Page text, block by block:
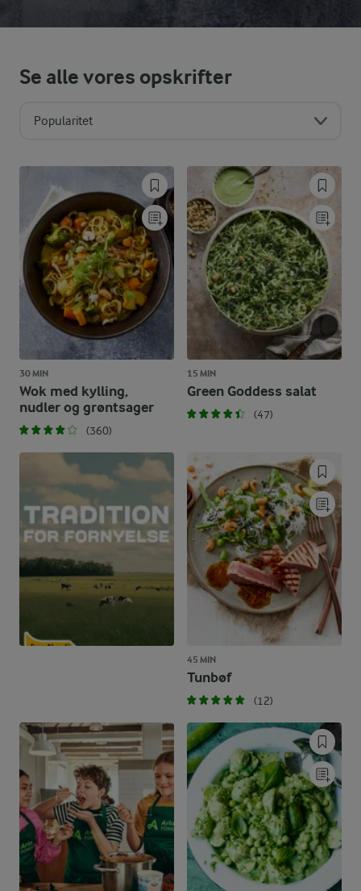
Se alle vores opskrifter
Popularitet
30 MIN
Wok med kylling,
nudler og grøntsager
(360)
15 MIN
Green Goddess salat
(47)
45 MIN
Tunbøf
(12)